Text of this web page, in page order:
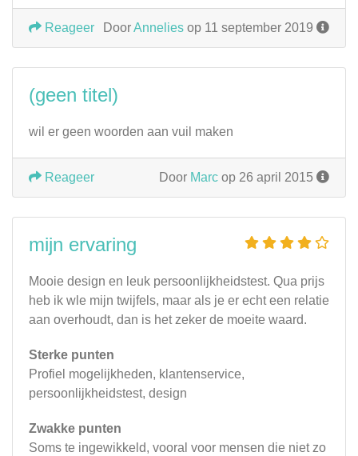
DoorAnnelies op 11 september 2019
Reageer
(geen titel)
wil er geen woorden aan vuil maken
Door Marc op 26 april 2015
Reageer
mijn ervaring
Mooie design en leuk persoonlijkheidstest. Qua prijs
heb ik wle mijn twijfels, maar als je er echt een relatie
aan overhoudt, dan is het zeker de moeite waard.
Sterke punten
Profiel mogelijkheden, klantenservice,
persoonlijkheidstest, design
Zwakke punten
Soms te ingewikkeld, vooral voor mensen die niet zo